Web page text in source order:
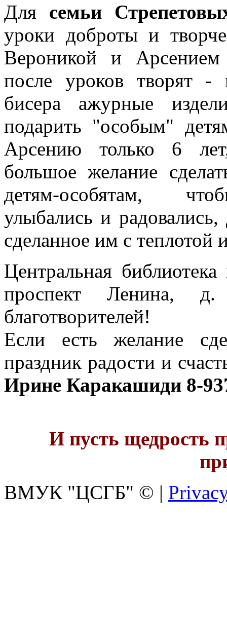
Для семьи
уроки доброты и
Вероникой и Арсением
после уроков творят -
бисера ажурные
подарить "особым"
Арсению только 6
большое желание
детям-особятам,
улыбались и
сделанное им с теплотой
Центральная
проспект Ленина,
благотворителей!
Если есть желание
праздник радости и
Ирине Каракашиди 8-
И пусть щедрость
ВМУК "ЦСГБ" © |